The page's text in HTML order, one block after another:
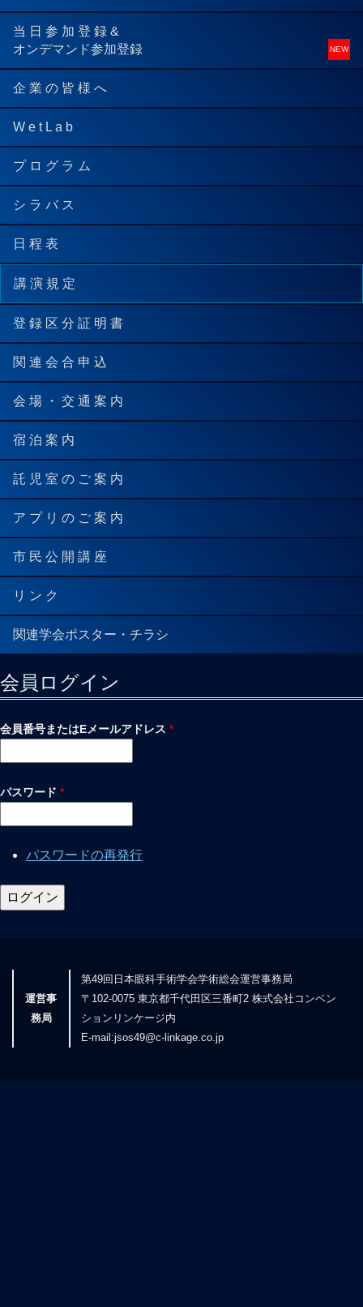
当 日 参 加 登 録 &
オンデマンド参加登録
企 業 の 皆 様 へ
W e t L a b
プ ロ グ ラ ム
シ ラ バ ス
日 程 表
講 演 規 定
登 録 区 分 証 明 書
関 連 会 合 申 込
会 場 ・ 交 通 案 内
宿 泊 案 内
託 児 室 の ご 案 内
ア プ リ の ご 案 内
市 民 公 開 講 座
リ ン ク
関連学会ポスター・チラシ
会員ログイン
会員番号またはEメールアドレス *
パスワード *
パスワードの再発行
運営事
務局
第49回日本眼科手術学会学術総会運営事務局
〒102-0075 東京都千代田区三番町2 株式会社コンベン
ションリンケージ内
E-mail:jsos49@c-linkage.co.jp